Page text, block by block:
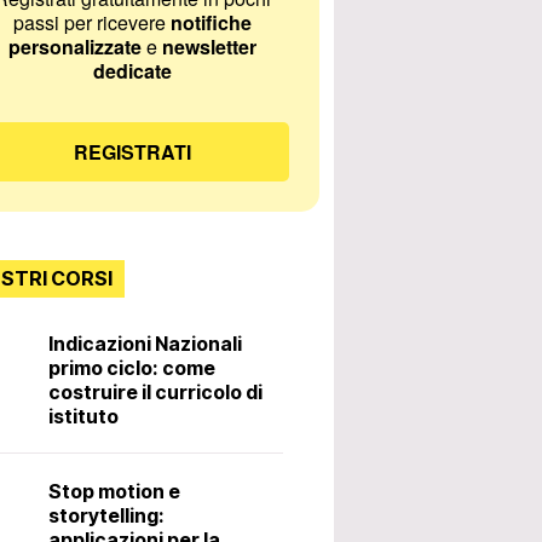
passi per ricevere notifiche
personalizzatee newsletter
dedicate
REGISTRATI
CORSI
Indicazioni Nazionali
primo ciclo: come
costruire il curricolo di
istituto
Stop motion e
storytelling: